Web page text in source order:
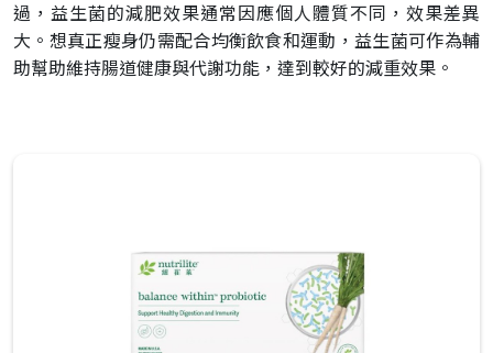
過，益生菌的減肥效果通常因應個人體質不同，效果差異
大。想真正瘦身仍需配合均衡飲食和運動，益生菌可作為輔
助幫助維持腸道健康與代謝功能，達到較好的減重效果。